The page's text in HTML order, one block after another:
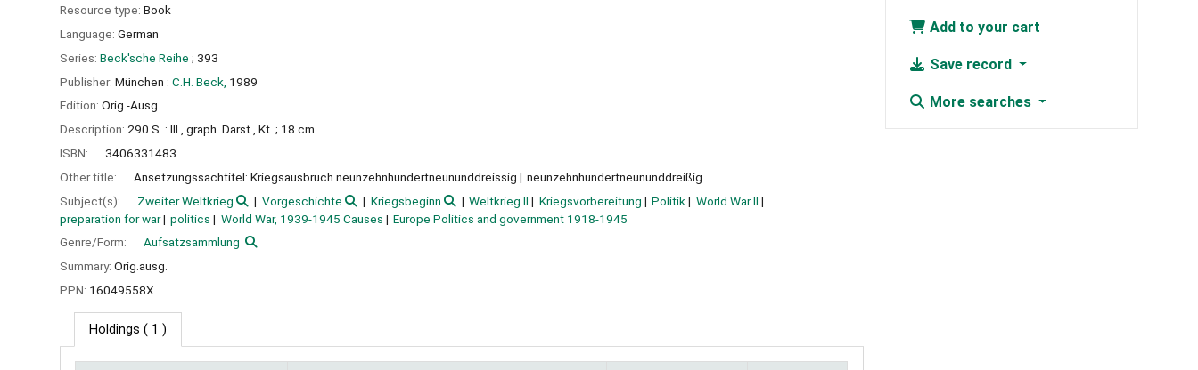
Resource type: Book
Language: German
Series: Beck'sche Reihe ; 393
Publisher: München : C.H. Beck, 1989
Edition: Orig.-Ausg
Description: 290 S. : Ill., graph. Darst., Kt. ; 18 cm
ISBN:
3406331483
Other title:
Ansetzungssachtitel: Kriegsausbruch neunzehnhundertneununddreissig
neunzehnhundertneununddreißig
Subject(s):
Zweiter Weltkrieg Vorgeschichte Kriegsbeginn Weltkrieg II Kriegsvorbereitung Politik
World War II
preparation for war
politics World War, 1939-1945 Causes
Europe Politics and government 1918-1945
Genre/Form:
Aufsatzsammlung
Summary: Orig.ausg.
PPN: 16049558X
Holdings ( 1 )
Add to your cart
Save record
More searches